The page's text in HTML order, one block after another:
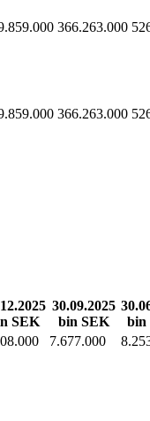
366.263.000
366.263.000
SEK
30.09.2025
bin SEK
bin
7.677.000